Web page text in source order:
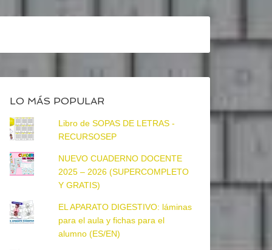
LO MÁS POPULAR
Libro de SOPAS DE LETRAS -
RECURSOSEP
NUEVO CUADERNO DOCENTE
2025 – 2026 (SUPERCOMPLETO
Y GRATIS)
EL APARATO DIGESTIVO: láminas
para el aula y fichas para el
alumno (ES/EN)